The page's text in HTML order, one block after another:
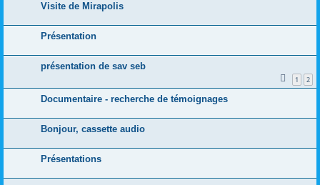
Visite de Mirapolis
Présentation
présentation de sav seb
1 2
Documentaire - recherche de témoignages
Bonjour, cassette audio
Présentations